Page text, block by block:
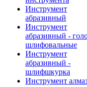
Инструмент
абразивный
Инструмент
абразивный -
шлифовальные
Инструмент
абразивный -
шлифшкурка
Инструмент